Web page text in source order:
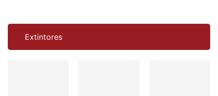
Extintores